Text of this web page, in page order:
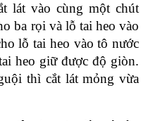
lát vào cùng một chút
ba rọi và lỗ tai heo vào
lỗ tai heo vào tô nước
heo giữ được độ giòn.
thì cắt lát mỏng vừa